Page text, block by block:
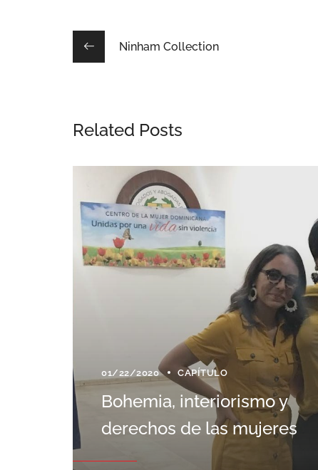
Ninham Collection
Related Posts
01/22/2020 CAPÍTULO
Bohemia, interiorismo y
derechos de las mujeres